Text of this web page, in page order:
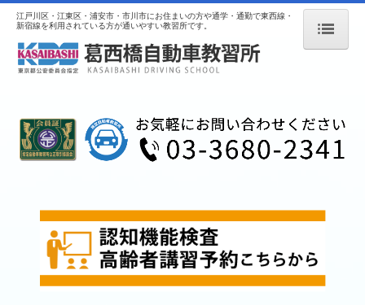
ホーム
お申込みについて
教習について
施設紹介
教習の流れ
提携校案内
江戸川区・江東区・浦安市・市川市にお住まいの方や通学・通勤で東西線・
新宿線を利用されている方が通いやすい教習所です。